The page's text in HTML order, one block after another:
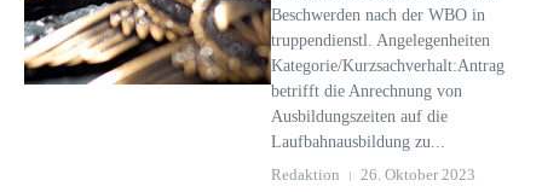
Beschwerden nach der WBO in
truppendienstl. Angelegenheiten
Kategorie/Kurzsachverhalt:Antrag
betrifft die Anrechnung von
Ausbildungszeiten auf die
Laufbahnausbildung zu...
Redaktion
26. Oktober 2023